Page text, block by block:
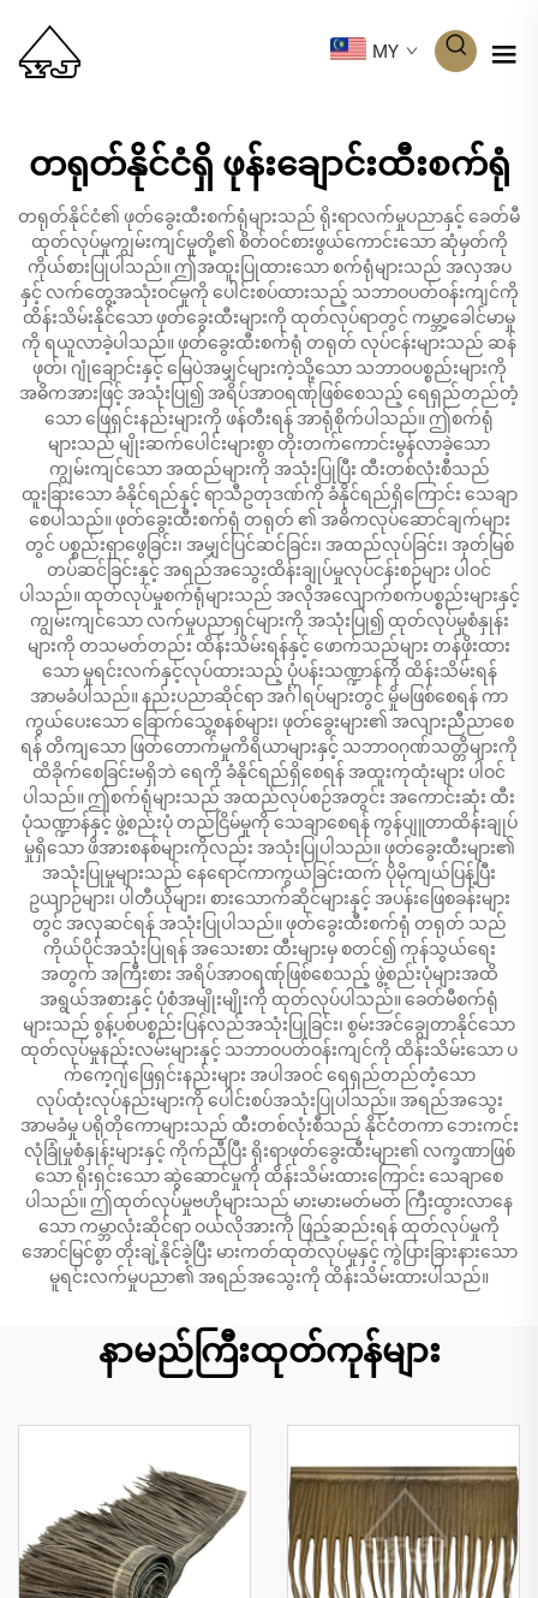
MY
တရုတ်နိုင်ငံရှိ ဖုန်းချောင်းထီးစက်ရုံ
တရုတ်နိုင်ငံ၏ ဖုတ်ခွေးထီးစက်ရုံများသည် ရိုးရာလက်မှုပညာနှင့် ခေတ်မီ
ထုတ်လုပ်မှုကျွမ်းကျင်မှုတို့၏ စိတ်ဝင်စားဖွယ်ကောင်းသော ဆုံမှတ်ကို
ကိုယ်စားပြုပါသည်။ ဤအထူးပြုထားသော စက်ရုံများသည် အလှအပ
နှင့် လက်တွေ့အသုံးဝင်မှုကို ပေါင်းစပ်ထားသည့် သဘာဝပတ်ဝန်းကျင်ကို
ထိန်းသိမ်းနိုင်သော ဖုတ်ခွေးထီးများကို ထုတ်လုပ်ရာတွင် ကမ္ဘာ့ခေါင်မာမှု
ကို ရယူလာခဲ့ပါသည်။ ဖုတ်ခွေးထီးစက်ရုံ တရုတ် လုပ်ငန်းများသည် ဆန်
ဖုတ်၊ ဂျုံချောင်းနှင့် မြေပဲအမျှင်များကဲ့သို့သော သဘာဝပစ္စည်းများကို
အဓိကအားဖြင့် အသုံးပြု၍ အရိပ်အာဝရဏ်ုဖြစ်စေသည့် ရေရှည်တည်တံ့
သော ဖြေရှင်းနည်းများကို ဖန်တီးရန် အာရုံစိုက်ပါသည်။ ဤစက်ရုံ
များသည် မျိုးဆက်ပေါင်းများစွာ တိုးတက်ကောင်းမွန်လာခဲ့သော
ကျွမ်းကျင်သော အထည်များကို အသုံးပြုပြီး ထီးတစ်လုံးစီသည်
ထူးခြားသော ခံနိုင်ရည်နှင့် ရာသီဥတုဒဏ်ကို ခံနိုင်ရည်ရှိကြောင်း သေချာ
စေပါသည်။ ဖုတ်ခွေးထီးစက်ရုံ တရုတ် ၏ အဓိကလုပ်ဆောင်ချက်များ
တွင် ပစ္စည်းရှာဖွေခြင်း၊ အမျှင်ပြင်ဆင်ခြင်း၊ အထည်လုပ်ခြင်း၊ အုတ်မြစ်
တပ်ဆင်ခြင်းနှင့် အရည်အသွေးထိန်းချုပ်မှုလုပ်ငန်းစဉ်များ ပါဝင်
ပါသည်။ ထုတ်လုပ်မှုစက်ရုံများသည် အလိုအလျောက်စက်ပစ္စည်းများနှင့်
ကျွမ်းကျင်သော လက်မှုပညာရှင်များကို အသုံးပြု၍ ထုတ်လုပ်မှုစံနှုန်း
များကို တသမတ်တည်း ထိန်းသိမ်းရန်နှင့် ဖောက်သည်များ တန်ဖိုးထား
သော မူရင်းလက်နှင့်လုပ်ထားသည့် ပုံပန်းသဏ္ဍာန်ကို ထိန်းသိမ်းရန်
အာမခံပါသည်။ နည်းပညာဆိုင်ရာ အင်္ဂါရပ်များတွင် မှိုမဖြစ်စေရန် ကာ
ကွယ်ပေးသော ခြောက်သွေ့စနစ်များ၊ ဖုတ်ခွေးများ၏ အလျားညီညာစေ
ရန် တိကျသော ဖြတ်တောက်မှုကိရိယာများနှင့် သဘာဝဂုဏ်သတ္တိများကို
ထိခိုက်စေခြင်းမရှိဘဲ ရေကို ခံနိုင်ရည်ရှိစေရန် အထူးကုထုံးများ ပါဝင်
ပါသည်။ ဤစက်ရုံများသည် အထည်လုပ်စဉ်အတွင်း အကောင်းဆုံး ထီး
ပုံသဏ္ဍာန်နှင့် ဖွဲ့စည်းပုံ တည်ငြိမ်မှုကို သေချာစေရန် ကွန်ပျူတာထိန်းချုပ်
မှုရှိသော ဖိအားစနစ်များကိုလည်း အသုံးပြုပါသည်။ ဖုတ်ခွေးထီးများ၏
အသုံးပြုမှုများသည် နေရောင်ကာကွယ်ခြင်းထက် ပိုမိုကျယ်ပြန့်ပြီး
ဥယျာဉ်များ၊ ပါတီယိုများ၊ စားသောက်ဆိုင်များနှင့် အပန်းဖြေစခန်းများ
တွင် အလှဆင်ရန် အသုံးပြုပါသည်။ ဖုတ်ခွေးထီးစက်ရုံ တရုတ် သည်
ကိုယ်ပိုင်အသုံးပြုရန် အသေးစား ထီးများမှ စတင်၍ ကုန်သွယ်ရေး
အတွက် အကြီးစား အရိပ်အာဝရဏ်ုဖြစ်စေသည့် ဖွဲ့စည်းပုံများအထိ
အရွယ်အစားနှင့် ပုံစံအမျိုးမျိုးကို ထုတ်လုပ်ပါသည်။ ခေတ်မီစက်ရုံ
များသည် စွန့်ပစ်ပစ္စည်းပြန်လည်အသုံးပြုခြင်း၊ စွမ်းအင်ချွေတာနိုင်သော
ထုတ်လုပ်မှုနည်းလမ်းများနှင့် သဘာဝပတ်ဝန်းကျင်ကို ထိန်းသိမ်းသော ပ
က်ကေ့ဂျ်ဖြေရှင်းနည်းများ အပါအဝင် ရေရှည်တည်တံ့သော
လုပ်ထုံးလုပ်နည်းများကို ပေါင်းစပ်အသုံးပြုပါသည်။ အရည်အသွေး
အာမခံမှု ပရိုတိုကောများသည် ထီးတစ်လုံးစီသည် နိုင်ငံတကာ ဘေးကင်း
လုံခြုံမှုစံနှုန်းများနှင့် ကိုက်ညီပြီး ရိုးရာဖုတ်ခွေးထီးများ၏ လက္ခဏာဖြစ်
သော ရိုးရှင်းသော ဆွဲဆောင်မှုကို ထိန်းသိမ်းထားကြောင်း သေချာစေ
ပါသည်။ ဤထုတ်လုပ်မှုဗဟိုများသည် မားမားမတ်မတ် ကြီးထွားလာနေ
သော ကမ္ဘာလုံးဆိုင်ရာ ဝယ်လိုအားကို ဖြည့်ဆည်းရန် ထုတ်လုပ်မှုကို
အောင်မြင်စွာ တိုးချဲ့နိုင်ခဲ့ပြီး မားကတ်ထုတ်လုပ်မှုနှင့် ကွဲပြားခြားနားသော
မူရင်းလက်မှုပညာ၏ အရည်အသွေးကို ထိန်းသိမ်းထားပါသည်။
နာမည်ကြီးထုတ်ကုန်များ